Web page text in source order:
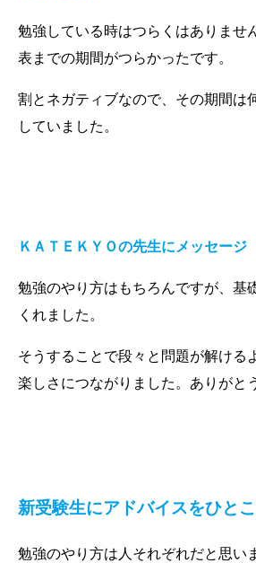
勉強している時はつらくはありませ
表までの期間がつらかったです。
割とネガティブなので、その期間は
していました。
ＫＡＴＥＫＹＯの先生にメッセージ
勉強のやり方はもちろんですが、基
くれました。
そうすることで段々と問題が解ける
楽しさにつながりました。 ありがと
新受験生にアドバイスをひと
勉強のやり方は人それぞれだと思い